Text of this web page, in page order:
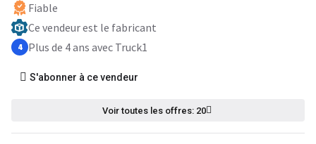
Fiable
Ce vendeur est le fabricant
4 Plus de 4 ans avec Truck1
S'abonner à ce vendeur
Voir toutes les offres: 20